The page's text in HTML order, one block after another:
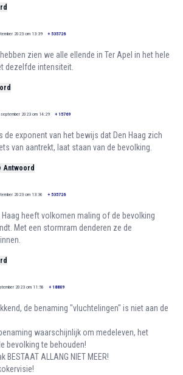
2023 om 13:39 + 535726
zien we alle ellende in Ter Apel in het hele
dezelfde intensiteit.
2023 om 14:29 + 15769
de exponent van het bewijs dat Den Haag zich
van aantrekt, laat staan van de bevolking.
Antwoord
2023 om 13:36 + 535726
Haag heeft volkomen maling of de bevolking
Met een stormram denderen ze de
2023 om 11:58 + 18809
de benaming "vluchtelingen" is niet aan de
waarschijnlijk om medeleven, het
bevolking te behouden!
BESTAAT ALLANG NIET MEER!